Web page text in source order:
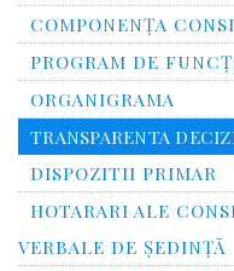
COMPONENȚA
PROGRAM DE
ORGANIGRAMA
TRANSPARENTA
DISPOZITII PRIMAR
HOTARARI ALE
VERBALE DE ȘEDINȚĂ